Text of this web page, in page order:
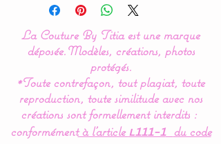
By Titia
L’accessoire irremplaçable
pour tous nos bébés !
Très pratique et ludique,
cette attache tétine assure
une prise ferme sur le
La Couture By Titia est une marque
déposée.Modèles, créations, photos
protégés.
*Toute contrefaçon, tout plagiat, toute
reproduction, toute similitude avec nos
créations sont formellement interdits :
conformémentà l’article L111-1
du code